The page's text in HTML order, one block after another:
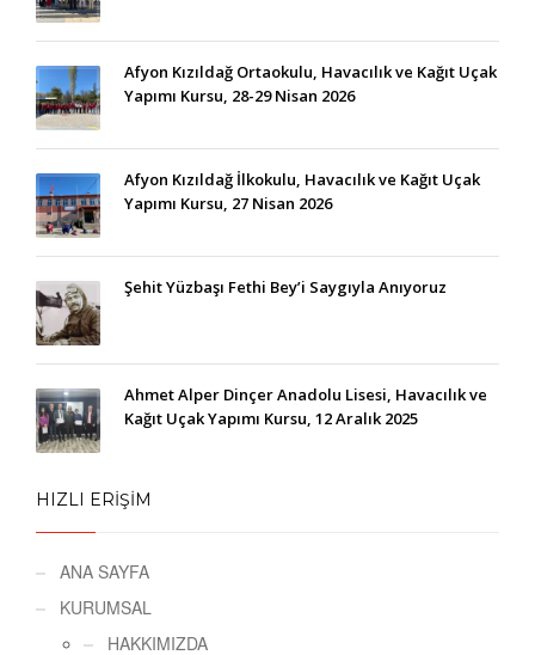
Afyon Kızıldağ Ortaokulu, Havacılık ve Kağıt Uçak
Yapımı Kursu, 28-29 Nisan 2026
Afyon Kızıldağ İlkokulu, Havacılık ve Kağıt Uçak
Yapımı Kursu, 27 Nisan 2026
Şehit Yüzbaşı Fethi Bey’i Saygıyla Anıyoruz
Ahmet Alper Dinçer Anadolu Lisesi, Havacılık ve
Kağıt Uçak Yapımı Kursu, 12 Aralık 2025
HIZLI ERİŞİM
ANA SAYFA
KURUMSAL
HAKKIMIZDA